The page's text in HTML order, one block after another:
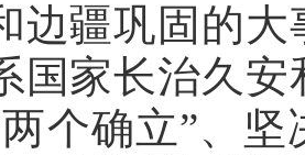
边疆巩固的
国家长治久
个确立”、